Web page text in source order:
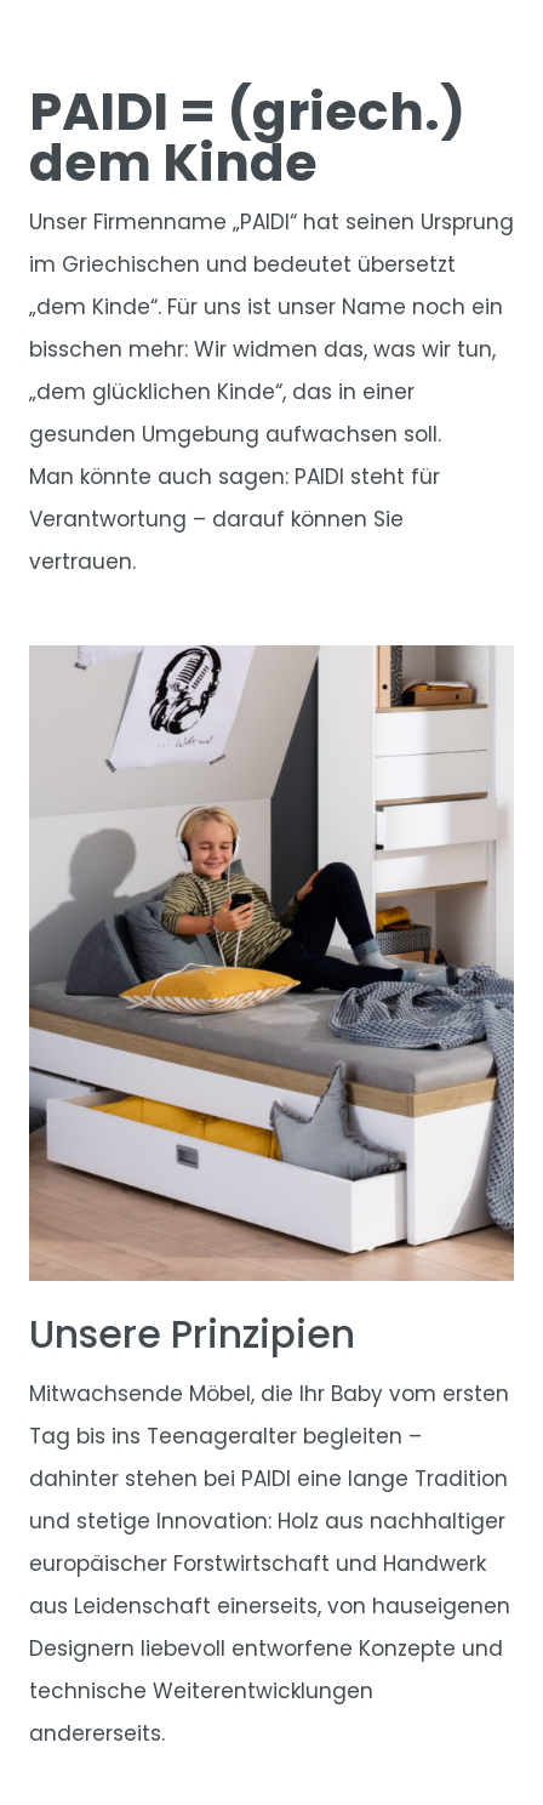
PAIDI = (griech.)
dem Kinde
Unser Firmenname „PAIDI“ hat seinen Ursprung
im Griechischen und bedeutet übersetzt
„dem Kinde“. Für uns ist unser Name noch ein
bisschen mehr: Wir widmen das, was wir tun,
„dem glücklichen Kinde“, das in einer
gesunden Umgebung aufwachsen soll.
Man könnte auch sagen: PAIDI steht für
Verantwortung – darauf können Sie
vertrauen.
Unsere Prinzipien
Mitwachsende Möbel, die Ihr Baby vom ersten
Tag bis ins Teenageralter begleiten –
dahinter stehen bei PAIDI eine lange Tradition
und stetige Innovation: Holz aus nachhaltiger
europäischer Forstwirtschaft und Handwerk
aus Leidenschaft einerseits, von hauseigenen
Designern liebevoll entworfene Konzepte und
technische Weiterentwicklungen
andererseits.